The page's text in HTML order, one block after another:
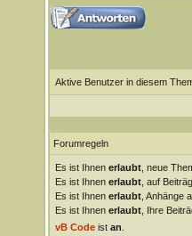
Aktive Benutzer in diesem
Forumregeln
Es ist Ihnen erlaubt, neue
Es ist Ihnen erlaubt, auf
Es ist Ihnen erlaubt, Anhänge
Es ist Ihnen erlaubt, Ihre
vB Codeist an